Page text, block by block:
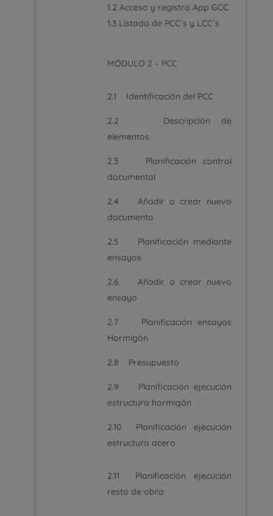
1.2 Acceso y registro App GCC
1.3 Listado de PCC´s y LCC´s
MÓDULO 2 – PCC
2.1 Identificación del PCC
2.2 Descripción de
elementos
2.3 Planificación control
documental
2.4 Añadir o crear nuevo
documento
2.5 Planificación mediante
ensayos
2.6 Añadir o crear nuevo
ensayo
2.7 Planificación ensayos
Hormigón
2.8 Presupuesto
2.9 Planificación ejecución
estructura hormigón
2.10 Planificación ejecución
estructura acero
2.11 Planificación ejecución
resto de obra